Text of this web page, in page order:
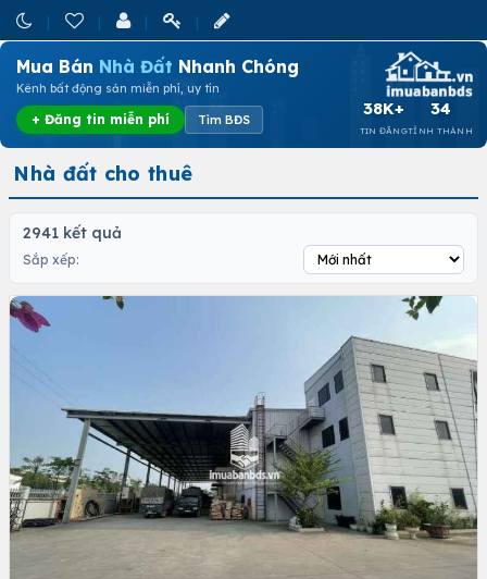
Mua Bán Nhà Đất Nhanh Chóng
Kênh bất động sản miễn phí, uy tín
+ Đăng tin miễn phí Tìm BĐS
38K+
TIN ĐĂNG
34
TỈNH THÀNH
Nhà đất cho thuê
2941 kết quả
Sắp xếp: